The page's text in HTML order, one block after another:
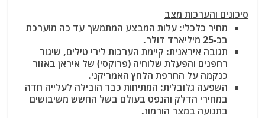
סיכונים והערכות מצב
מחיר כלכלי: עלות המבצע המתמשך עד כה מוערכת
בכ-25 מיליארד דולר.
תגובה איראנית: קיימת הערכות לירי טילים, שיגור
רחפנים והפעלת שלוחיה (פרוקסי) של איראן באזור
כנקמה על החרפת הלחץ האמריקני.
השפעה גלובלית: המתיחות כבר הובילה לעלייה חדה
במחירי הדלק והנפט בעולם בשל החשש משיבושים
בתנועה במצר הורמוז.